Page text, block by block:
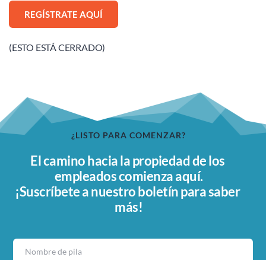
REGÍSTRATE AQUÍ
(ESTO ESTÁ CERRADO)
¿LISTO PARA COMENZAR?
El camino hacia la propiedad de los
empleados comienza aquí.
¡Suscríbete a nuestro boletín para saber
más!